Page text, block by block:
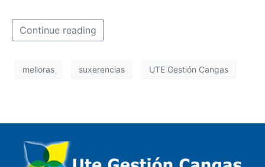
Continue reading
melloras suxerencias UTE Gestión Cangas